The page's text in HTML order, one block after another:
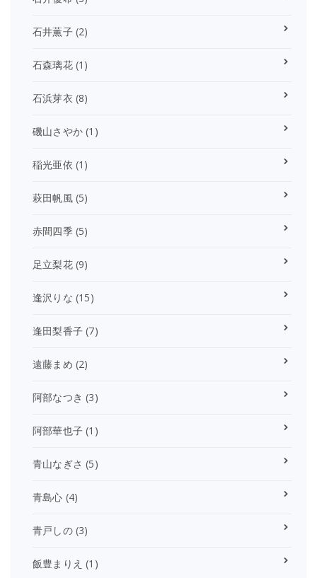
石井薫子(2)
石森璃花(1)
石浜芽衣 (8)
磯山さやか (1)
稲光亜依 (1)
萩田帆風(5)
赤間四季(5)
足立梨花(9)
逢沢りな (15)
逢田梨香子 (7)
遠藤まめ (2)
阿部なつき (3)
阿部華也子 (1)
青山なぎさ (5)
青島心 (4)
青戸しの(3)
飯豊まりえ (1)